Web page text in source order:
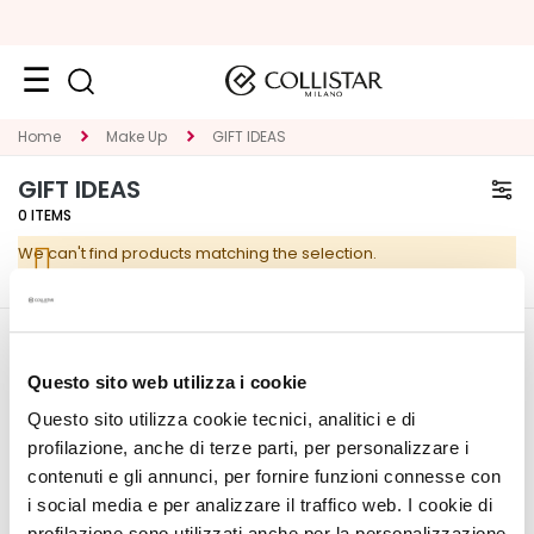
Questo sito web utilizza i cookie
Questo sito utilizza cookie tecnici, analitici e di
profilazione, anche di terze parti, per personalizzare i
contenuti e gli annunci, per fornire funzioni connesse con
i social media e per analizzare il traffico web. I cookie di
Face
C
A
T
E
G
Y
S
p
e
c
Home Make Up GIFT IDEAS
GIFT IDEAS
0 ITEMS
We can't find products matching the selection.
Contact
Accessibility Statement
Address Book
My Orders
My Wishlist
My Returns